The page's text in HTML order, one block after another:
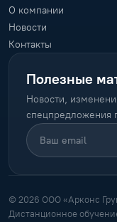
О компании
Новости
Контакты
Полезные
Новости,
спецпредложения
© 2026 ООО «Арконс
Дистанционное